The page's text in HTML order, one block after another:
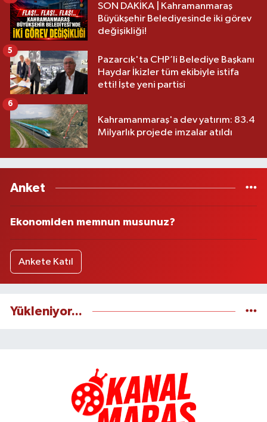
SON DAKİKA | Kahramanmaraş
Büyükşehir Belediyesinde iki görev
değişikliği!
Pazarcık'ta CHP’li Belediye Başkanı
Haydar İkizler tüm ekibiyle istifa
etti! İşte yeni partisi
5
Kahramanmaraş'a dev yatırım: 83.4
Milyarlık projede imzalar atıldı
6
Anket
Ekonomiden memnun musunuz?
Ankete Katıl
Yükleniyor...